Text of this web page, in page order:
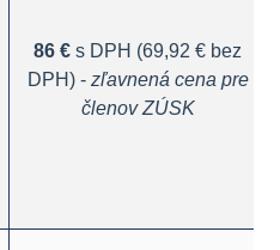
86 € s DPH (69,92 € bez
DPH) - zľavnená cena pre
členov ZÚSK